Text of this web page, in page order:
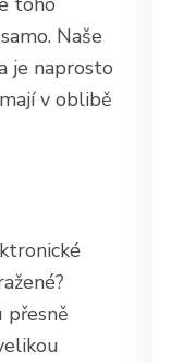
Naše
je naprosto
v oblibě